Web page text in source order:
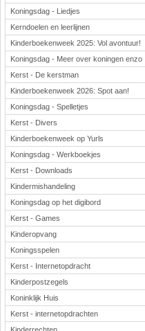
Koningsdag - Liedjes
Kerndoelen en leerlijnen
Kinderboekenweek 2025: Vol avontuur!
Koningsdag - Meer over koningen enzo
Kerst - De kerstman
Kinderboekenweek 2026: Spot aan!
Koningsdag - Spelletjes
Kerst - Divers
Kinderboekenweek op Yurls
Koningsdag - Werkboekjes
Kerst - Downloads
Kindermishandeling
Koningsdag op het digibord
Kerst - Games
Kinderopvang
Koningsspelen
Kerst - Internetopdracht
Kinderpostzegels
Koninklijk Huis
Kerst - internetopdrachten